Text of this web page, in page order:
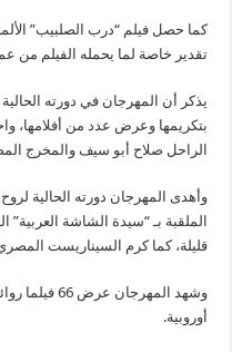
كما حصل فيلم “درب الصلبيب”
تقدير خاصة لما يحمله الفيلم
يذكر أن المهرجان في دورته الحالية
بتكريمها وعرض عدد من أفلامها،
الراحل صلاح أبو سيف والمخرج
وأهدى المهرجان دورته الحالية
الملقبة بـ “سيدة الشاشة
قليلة، كما كرم السيناريست
وشهد
أوروبية.